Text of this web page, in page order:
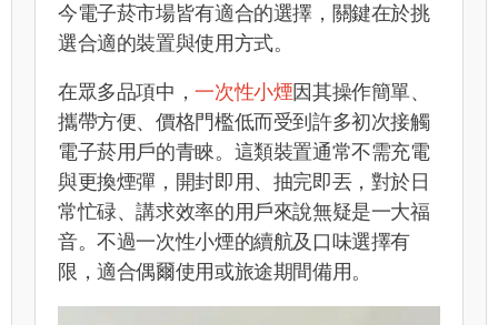
今電子菸市場皆有適合的選擇，關鍵在於挑
選合適的裝置與使用方式。
在眾多品項中，一次性小煙因其操作簡單、
攜帶方便、價格門檻低而受到許多初次接觸
電子菸用戶的青睞。這類裝置通常不需充電
與更換煙彈，開封即用、抽完即丟，對於日
常忙碌、講求效率的用戶來說無疑是一大福
音。不過一次性小煙的續航及口味選擇有
限，適合偶爾使用或旅途期間備用。